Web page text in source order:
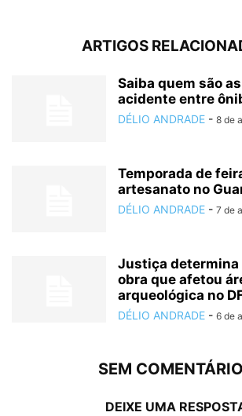
ARTIGOS
Saiba quem são
acidente entre
DÉLIO ANDRADE - 8 de
Temporada de
artesanato no
DÉLIO ANDRADE - 7 de
Justiça determina
obra que afetou
arqueológica no
DÉLIO ANDRADE - 6 de
SEM
DEIXE UMA